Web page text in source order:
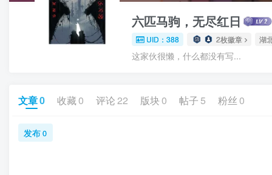
六匹马驹，无尽红日
UID：388 2枚徽章 湖
这家伙很懒，什么都没有写...
文章0 收藏 0 评论22 版块 0 帖子 5 粉丝 0
发布0